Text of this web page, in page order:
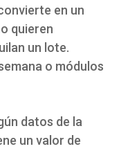
en un
quieren
un lote.
o módulos
datos de la
un valor de